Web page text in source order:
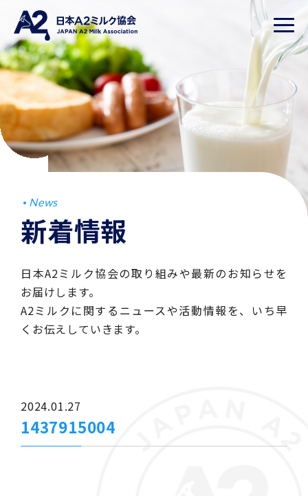
News
新着情報
日本A2ミルク協会の取り組みや最新のお知らせを
お届けします。
A2ミルクに関するニュースや活動情報を、いち早
くお伝えしていきます。
2024.01.27
1437915004